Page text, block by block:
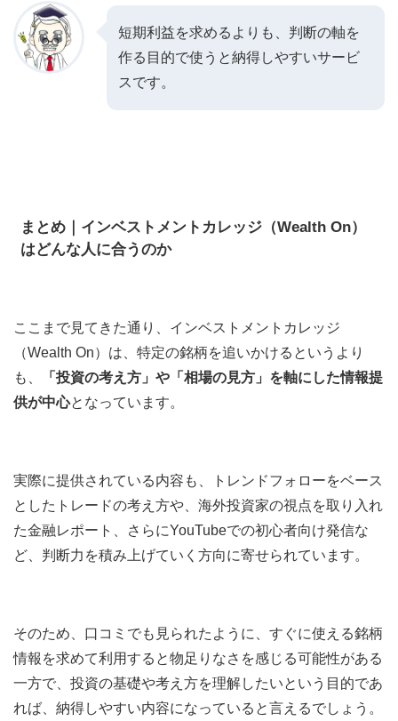
短期利益を求めるよりも、判断の軸を
作る目的で使うと納得しやすいサービ
スです。
まとめ｜インベストメントカレッジ（Wealth On）
はどんな人に合うのか
ここまで見てきた通り、インベストメントカレッジ
（Wealth On）は、特定の銘柄を追いかけるというより
も、
「投資の考え方」や「相場の見方」を軸にした情報提
供が中心となっています。
実際に提供されている内容も、トレンドフォローをベース
としたトレードの考え方や、海外投資家の視点を取り入れ
た金融レポート、さらにYouTubeでの初心者向け発信な
ど、判断力を積み上げていく方向に寄せられています。
そのため、口コミでも見られたように、すぐに使える銘柄
情報を求めて利用すると物足りなさを感じる可能性がある
一方で、投資の基礎や考え方を理解したいという目的であ
れば、納得しやすい内容になっていると言えるでしょう。